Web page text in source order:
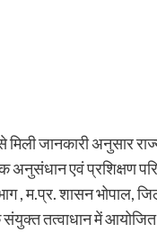
जानकारी अनुसार
अनुसंधान एवं प्रशिक्षण
, म.प्र. शासन भोपाल,
तत्वाधान में आयोजित